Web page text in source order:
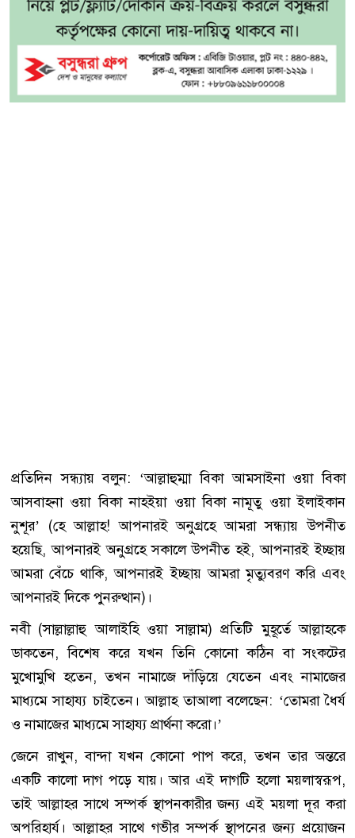
প্রতিদিন সন্ধ্যায় বলুন: ‘আল্লাহুম্মা বিকা আমসাইনা ওয়া বিকা
আসবাহনা ওয়া বিকা নাহইয়া ওয়া বিকা নামূতু ওয়া ইলাইকান
নুশূর’ (হে আল্লাহ! আপনারই অনুগ্রহে আমরা সন্ধ্যায় উপনীত
হয়েছি, আপনারই অনুগ্রহে সকালে উপনীত হই, আপনারই ইচ্ছায়
আমরা বেঁচে থাকি, আপনারই ইচ্ছায় আমরা মৃত্যুবরণ করি এবং
আপনারই দিকে পুনরুত্থান)।
নবী (সাল্লাল্লাহু আলাইহি ওয়া সাল্লাম) প্রতিটি মুহূর্তে আল্লাহকে
ডাকতেন, বিশেষ করে যখন তিনি কোনো কঠিন বা সংকটের
মুখোমুখি হতেন, তখন নামাজে দাঁড়িয়ে যেতেন এবং নামাজের
মাধ্যমে সাহায্য চাইতেন। আল্লাহ তাআলা বলেছেন: ‘তোমরা ধৈর্য
ও নামাজের মাধ্যমে সাহায্য প্রার্থনা করো।’
জেনে রাখুন, বান্দা যখন কোনো পাপ করে, তখন তার অন্তরে
একটি কালো দাগ পড়ে যায়। আর এই দাগটি হলো ময়লাস্বরূপ,
তাই আল্লাহর সাথে সম্পর্ক স্থাপনকারীর জন্য এই ময়লা দূর করা
অপরিহার্য। আল্লাহর সাথে গভীর সম্পর্ক স্থাপনের জন্য প্রয়োজন